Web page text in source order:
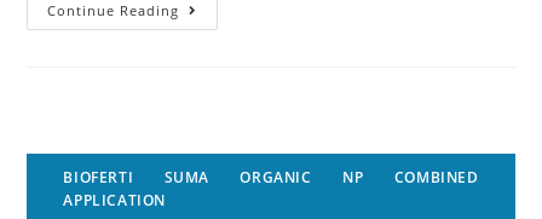
Continue Reading
BIOFERTI SUMA ORGANIC NP COMBINED
APPLICATION